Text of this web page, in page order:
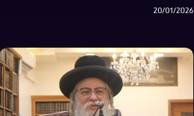
20/01/2026